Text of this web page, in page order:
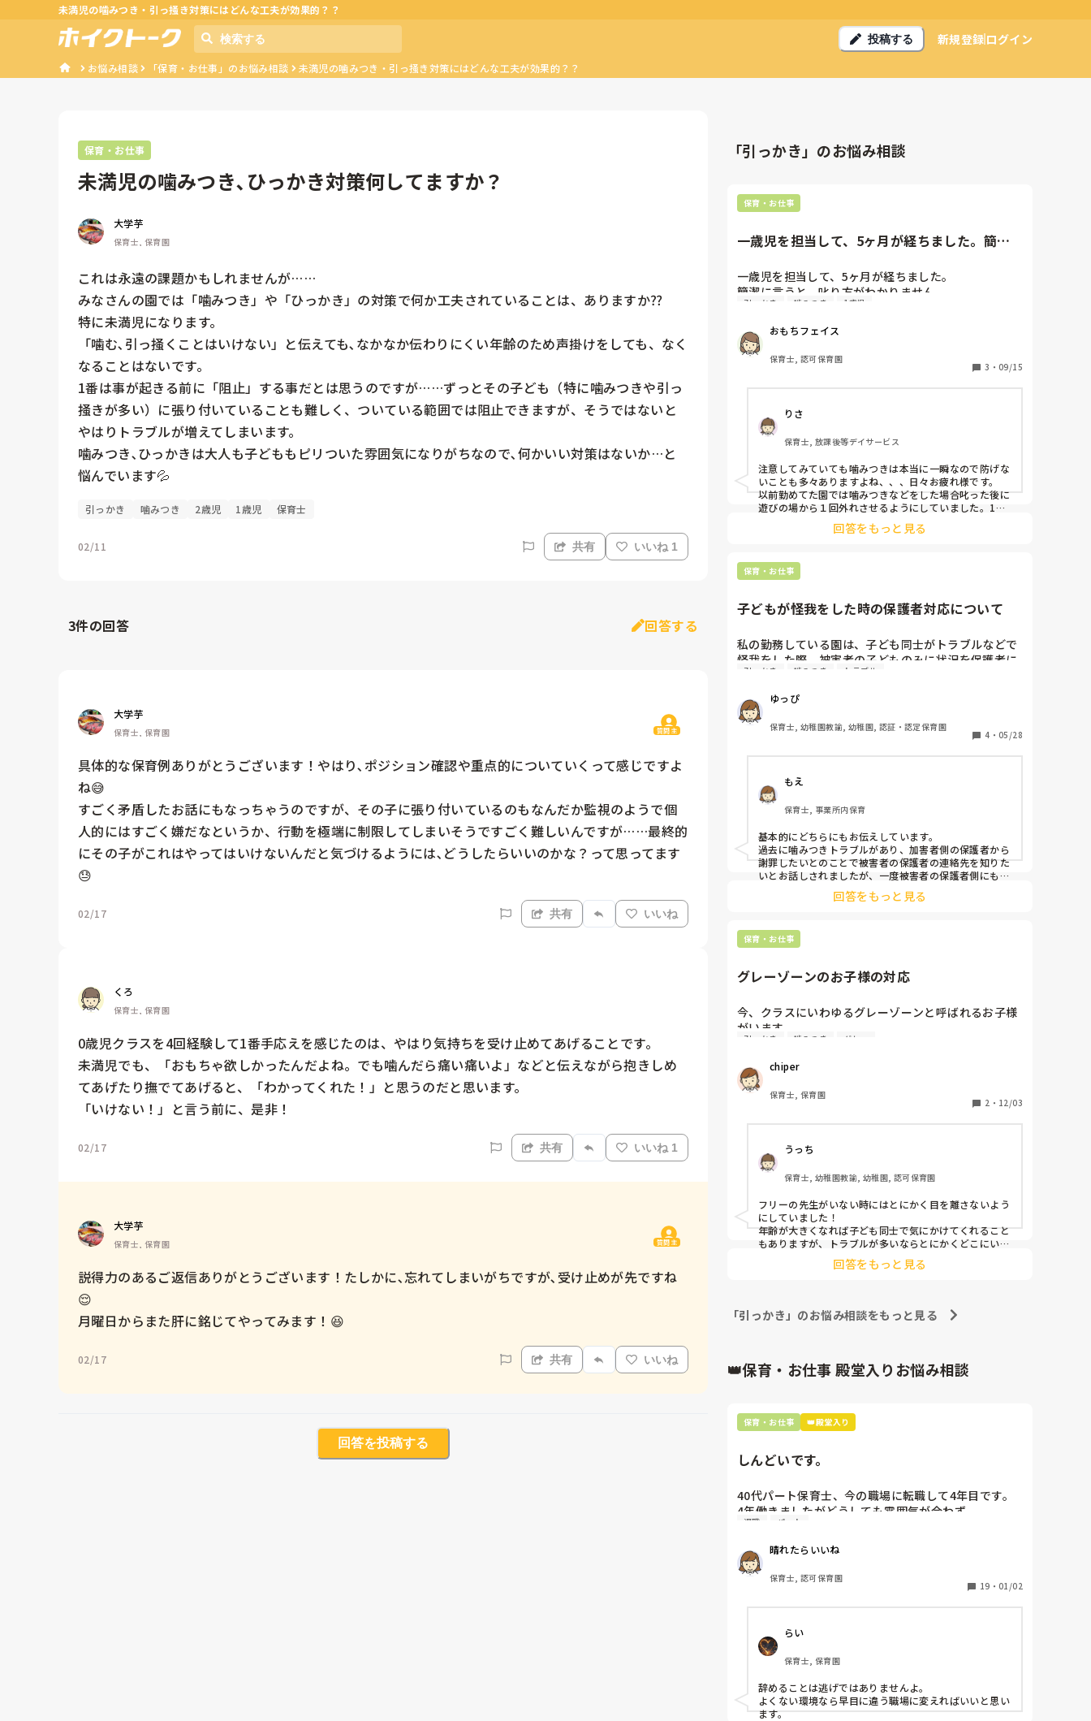
未満児の噛みつき・引っ掻き対策にはどんな工夫が効果的？？
投稿する 新規登録ログイン
お悩み相談 「保育・お仕事」のお悩み相談 未満児の噛みつき・引っ掻き対策にはどんな工夫が効果的？？
保育・お仕事
未満児の噛みつき､ひっかき対策何してますか？
大学芋
保育士, 保育園
これは永遠の課題かもしれませんが……
みなさんの園では「噛みつき」や「ひっかき」の対策で何か工夫されていることは、ありますか⁇
特に未満児になります。
「噛む､引っ掻くことはいけない」と伝えても､なかなか伝わりにくい年齢のため声掛けをしても、なく
なることはないです。
1番は事が起きる前に「阻止」する事だとは思うのですが……ずっとその子ども（特に噛みつきや引っ
掻きが多い）に張り付いていることも難しく、ついている範囲では阻止できますが、そうではないと
やはりトラブルが増えてしまいます。
噛みつき､ひっかきは大人も子どももピリついた雰囲気になりがちなので､何かいい対策はないか…と
悩んでいます💦
引っかき 噛みつき 2歳児 1歳児 保育士
02/11 共有 いいね 1
3件の回答 回答する
大学芋
保育士, 保育園 質問主
具体的な保育例ありがとうございます！やはり､ポジション確認や重点的についていくって感じですよ
ね😅
すごく矛盾したお話にもなっちゃうのですが、その子に張り付いているのもなんだか監視のようで個
人的にはすごく嫌だなというか、行動を極端に制限してしまいそうですごく難しいんですが……最終的
にその子がこれはやってはいけないんだと気づけるようには､どうしたらいいのかな？って思ってます
😓
02/17 共有 いいね
くろ
保育士, 保育園
0歳児クラスを4回経験して1番手応えを感じたのは、やはり気持ちを受け止めてあげることです。
未満児でも、「おもちゃ欲しかったんだよね。でも噛んだら痛い痛いよ」などと伝えながら抱きしめ
てあげたり撫でてあげると、「わかってくれた！」と思うのだと思います。
「いけない！」と言う前に、是非！
02/17 共有 いいね 1
大学芋
保育士, 保育園 質問主
説得力のあるご返信ありがとうございます！たしかに､忘れてしまいがちですが､受け止めが先ですね
😌
月曜日からまた肝に銘じてやってみます！😆
02/17 共有 いいね
回答を投稿する
「引っかき」のお悩み相談
保育・お仕事
一歳児を担当して、5ヶ月が経ちました。簡潔
一歳児を担当して、5ヶ月が経ちました。
簡潔に言うと、叱り方がわかりません。
付いたり、髪を引っ張ったり）行動に対しては、厳し
目に注意するようにしています。
しかし、伝わっていないのか、子ども達はヘラヘラし
きました。
注意すること自体に嫌気がさし、自分が何を子どもに
伝えたらいいか分からなくなります。
子ども達に対して、厳しく指導するとき、
皆さんは何をゴールとしていますか？
例えば、泣かせるまで強く言う先生がいたり、子ども
を少しの時間遊ばせない先生がいたり…
様々にあると思います。
なので、叱った後のゴールを知りたいです。
引っかき 噛みつき 1歳児
おもちフェイス
保育士, 認可保育園
3 ・ 09/15
りさ
保育士, 放課後等デイサービス
注意してみていても噛みつきは本当に一瞬なので防げな
いことも多々ありますよね、、、日々お疲れ様です。
以前勤めてた園では噛みつきなどをした場合叱った後に
遊びの場から１回外れさせるようにしていました。1歳
児なので理解しているのかわかりませんが遊びから外さ
れた子は泣いたり怒ったりする様子がありました。叱っ
絶対NGなのでキツく叱ることが子どものためだと思い
ます。自分を責めずに頑張ってください！
回答をもっと見る
保育・お仕事
子どもが怪我をした時の保護者対応について
私の勤務している園は、子ども同士がトラブルなどで
怪我をした際、被害者の子どものみに状況を保護者に
伝え、謝罪しています。その際、相手が誰だったかは
することもできるので、家庭である程度把握されてい
ると思います。お迎えや行事などで保護者同士お会い
することもありますし、学年1クラスずつしかないの
でクラス替えもありません。加害者の方が全く知らな
怪我に大きいや小さいはそれぞれの捉えなので難しい
ですが、内容が歯が折れた等でも加害者には伝えない
方針です‥そのことについては後から加害者の方が他
の保護者から聞いたようですごく揉めたようです。
別件で、加害者が支援の必要な子で同じようなことを
繰り返してしまう場合、保護者の中で、その子に対す
る理解がされていないのも現状です。
私はパートの職員なので保護者の対応はあまりしない
があまりにも違い、どうなのかなと思う日々です。
みなさんのところは、どういった保護者対応されてい
ますか？？
引っかき 噛みつき トラブル
ゆっぴ
保育士, 幼稚園教諭, 幼稚園, 認証・認定保育園
4 ・ 05/28
もえ
保育士, 事業所内保育
基本的にどちらにもお伝えしています。
過去に噛みつきトラブルがあり、加害者側の保護者から
謝罪したいとのことで被害者の保護者の連絡先を知りた
いとお話しされましたが、一度被害者の保護者側にも相
談すると伝えました。
被害者の保護者の方は、「お互い様のことなので気にし
謝罪があったことを保育士経由で伝えました。
回答をもっと見る
保育・お仕事
グレーゾーンのお子様の対応
今、クラスにいわゆるグレーゾーンと呼ばれるお子様
がいます。
他害が多く、手も目も足りていない状況です…
年中クラスの男の子
かみつきや体当たり、ひっかきがあります
1人担任です
フリーの先生もいますが、常にクラスにいるわけでは
皆さんの園では他害のある子にはどのような対応をさ
れていますか？
参考にさせてください。
よろしくお願いします。
引っかき 噛みつき グレー
chiper
保育士, 保育園
2 ・ 12/03
うっち
保育士, 幼稚園教諭, 幼稚園, 認可保育園
フリーの先生がいない時にはとにかく目を離さないよう
にしていました！
年齢が大きくなれば子ども同士で気にかけてくれること
もありますが、トラブルが多いならとにかくどこにいる
のか常に意識してました！回答をもっと見る
「引っかき」のお悩み相談をもっと見る
👑保育・お仕事 殿堂入りお悩み相談
保育・お仕事 👑殿堂入り
しんどいです。
40代パート保育士、今の職場に転職して4年目です。
4年働きましたがどうしても雰囲気が合わず
退職しようと思っています。
周りの職員は、勤続10年以上から何十年という先生が
ほとんどです。
保護者子どもの愚痴悪口が多く、
子どもの前でも
仕方ないよね
もう何も言わずに
子どもの言いなりになればいいんだね
などいう意見で…
上の先生に相談することは難しそうです。
退職 パート
晴れたらいいね
保育士, 認可保育園
19 ・ 01/02
らい
保育士, 保育園
辞めることは逃げではありませんよ。
よくない環境なら早目に違う職場に変えればいいと思い
ます。